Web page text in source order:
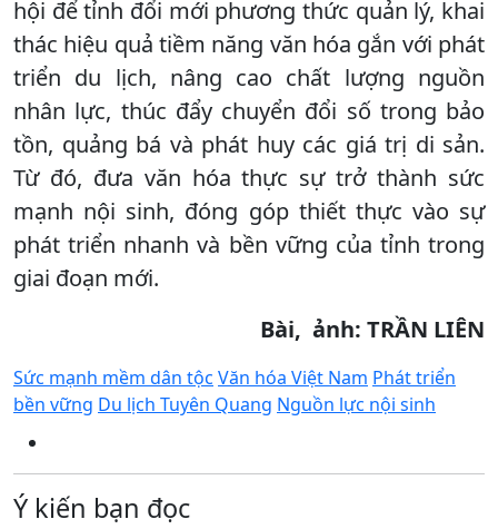
hội để tỉnh đổi mới phương thức quản lý, khai
thác hiệu quả tiềm năng văn hóa gắn với phát
triển du lịch, nâng cao chất lượng nguồn
nhân lực, thúc đẩy chuyển đổi số trong bảo
tồn, quảng bá và phát huy các giá trị di sản.
Từ đó, đưa văn hóa thực sự trở thành sức
mạnh nội sinh, đóng góp thiết thực vào sự
phát triển nhanh và bền vững của tỉnh trong
giai đoạn mới.
Bài, ảnh: TRẦN LIÊN
Sức mạnh mềm dân tộc Văn hóa Việt Nam Phát triển
bền vững Du lịch Tuyên Quang Nguồn lực nội sinh
Ý kiến bạn đọc